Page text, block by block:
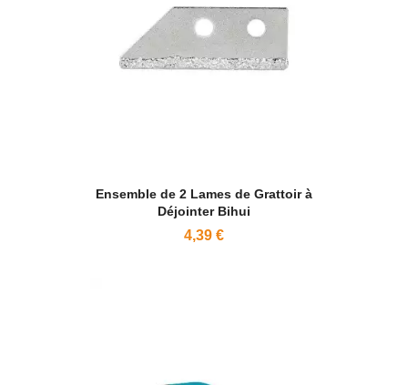
Ensemble de 2 Lames de Grattoir à
Déjointer Bihui
4,39 €